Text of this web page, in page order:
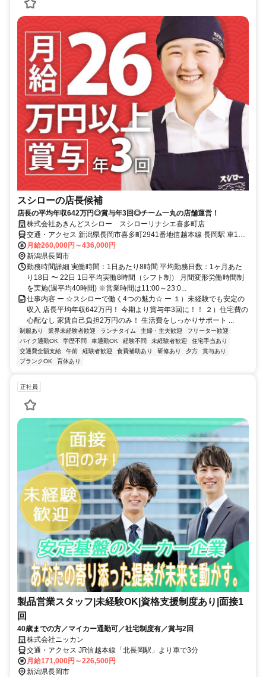
スシローの店長候補
店長の平均年収642万円◎賞与年3回◎チーム一丸の店舗運営！
株式会社あきんどスシロー スシローリナシエ喜多町店
交通・アクセス 新潟県長岡市喜多町2941番地信越本線 長岡駅 車13
分
月給260,000円～436,000円
新潟県長岡市
勤務時間詳細 実働時間：1日あたり8時間 平均勤務日数：1ヶ月あた
り18日 〜 22日 1日平均実働8時間（シフト制） 月間変形労働時間制
を実施(週平均40時間) ※営業時間は11:00～23:0...
仕事内容 ー ☆スシローで働く4つの魅力☆ ー １）未経験でも安定の
収入 店長平均年収642万円！ 今期より賞与年3回に！！ ２）住宅費の
心配なし 家賃自己負担2万円のみ！ 生活費をしっかりサポート ...
制服あり 業界未経験者歓迎 ランチタイム 主婦・主夫歓迎
フリーター歓迎
バイク通勤OK
学歴不問 車通勤OK 経験不問 未経験者歓迎
住宅手当あり
交通費全額支給
午前 経験者歓迎 食費補助あり 研修あり 夕方
賞与あり
ブランクOK
育休あり
正社員
製品営業スタッフ|未経験OK|資格支援制度あり|面接1
回
40歳までの方／マイカー通勤可／社宅制度有／賞与2回
株式会社ニッカン
交通・アクセス JR信越本線「北長岡駅」より車で3分
月給171,000円～226,500円
新潟県長岡市